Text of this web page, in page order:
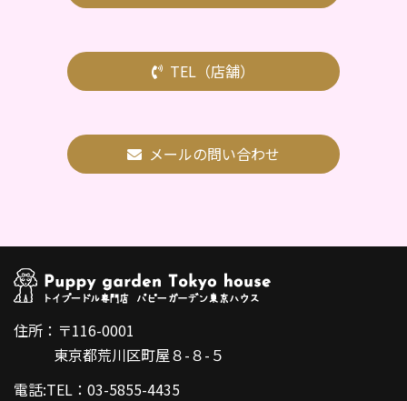
TEL（店舗）
メールの問い合わせ
住所：〒116-0001
東京都荒川区町屋８-８-５
電話:TEL：03-5855-4435